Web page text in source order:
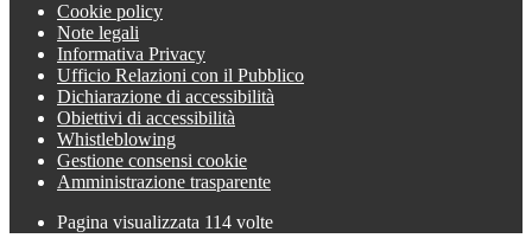
Cookie policy
Note legali
Informativa Privacy
Ufficio Relazioni con il Pubblico
Dichiarazione di accessibilità
Obiettivi di accessibilità
Whistleblowing
Gestione consensi cookie
Amministrazione trasparente
Pagina visualizzata 114 volte